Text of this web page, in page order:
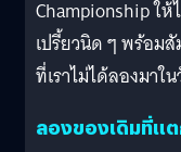
Championship ใ
เปรี้ยวนิด ๆ พร้อม
ที่เราไม่ได้ลองมาใ
ลองของเดิมที่แ